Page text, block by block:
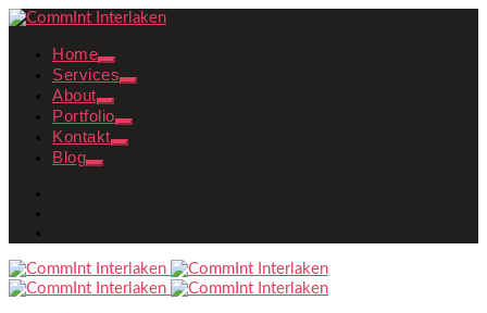
Home
Services
About
Portfolio
Kontakt
Blog